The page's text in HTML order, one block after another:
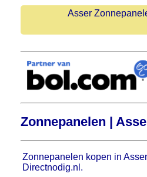
Asser
Zonnepanelen |
Zonnepanelen kopen in
Directnodig.nl.